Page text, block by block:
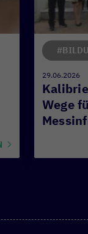
Wege
29.06.2026